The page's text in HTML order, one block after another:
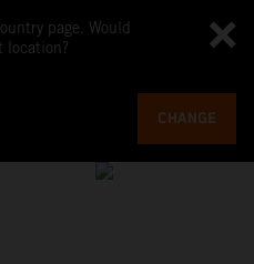
page. Would
location?
CHANGE